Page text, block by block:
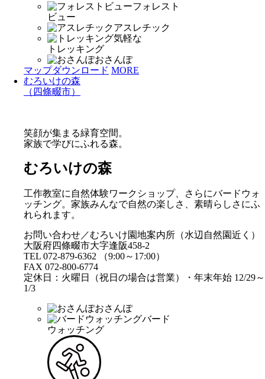
フォレスト
ビュー
アスレチック
気軽な
トレッキング
おさんぽ
マップダウンロード MORE
むろいけの森
（四條畷市）
笑顔が集まる緑育空間。
家族で学びにふれる森。
むろいけの森
工作教室に自然体験ワークショップ、さらにバードウォ
ッチング。家族みんなで自然の楽しさ、素晴らしさにふ
れられます。
お問い合わせ／むろいけ園地案内所（水辺自然園近く）
大阪府四條畷市大字逢阪458-2
TEL 072-879-6362 （9:00～17:00）
FAX 072-800-6774
定休日：火曜日（祝日の場合は営業）・年末年始 12/29～
1/3
おさんぽ
バード
ウォッチング